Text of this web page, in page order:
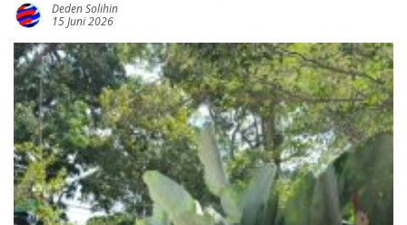
Deden Solihin
15 Juni 2026